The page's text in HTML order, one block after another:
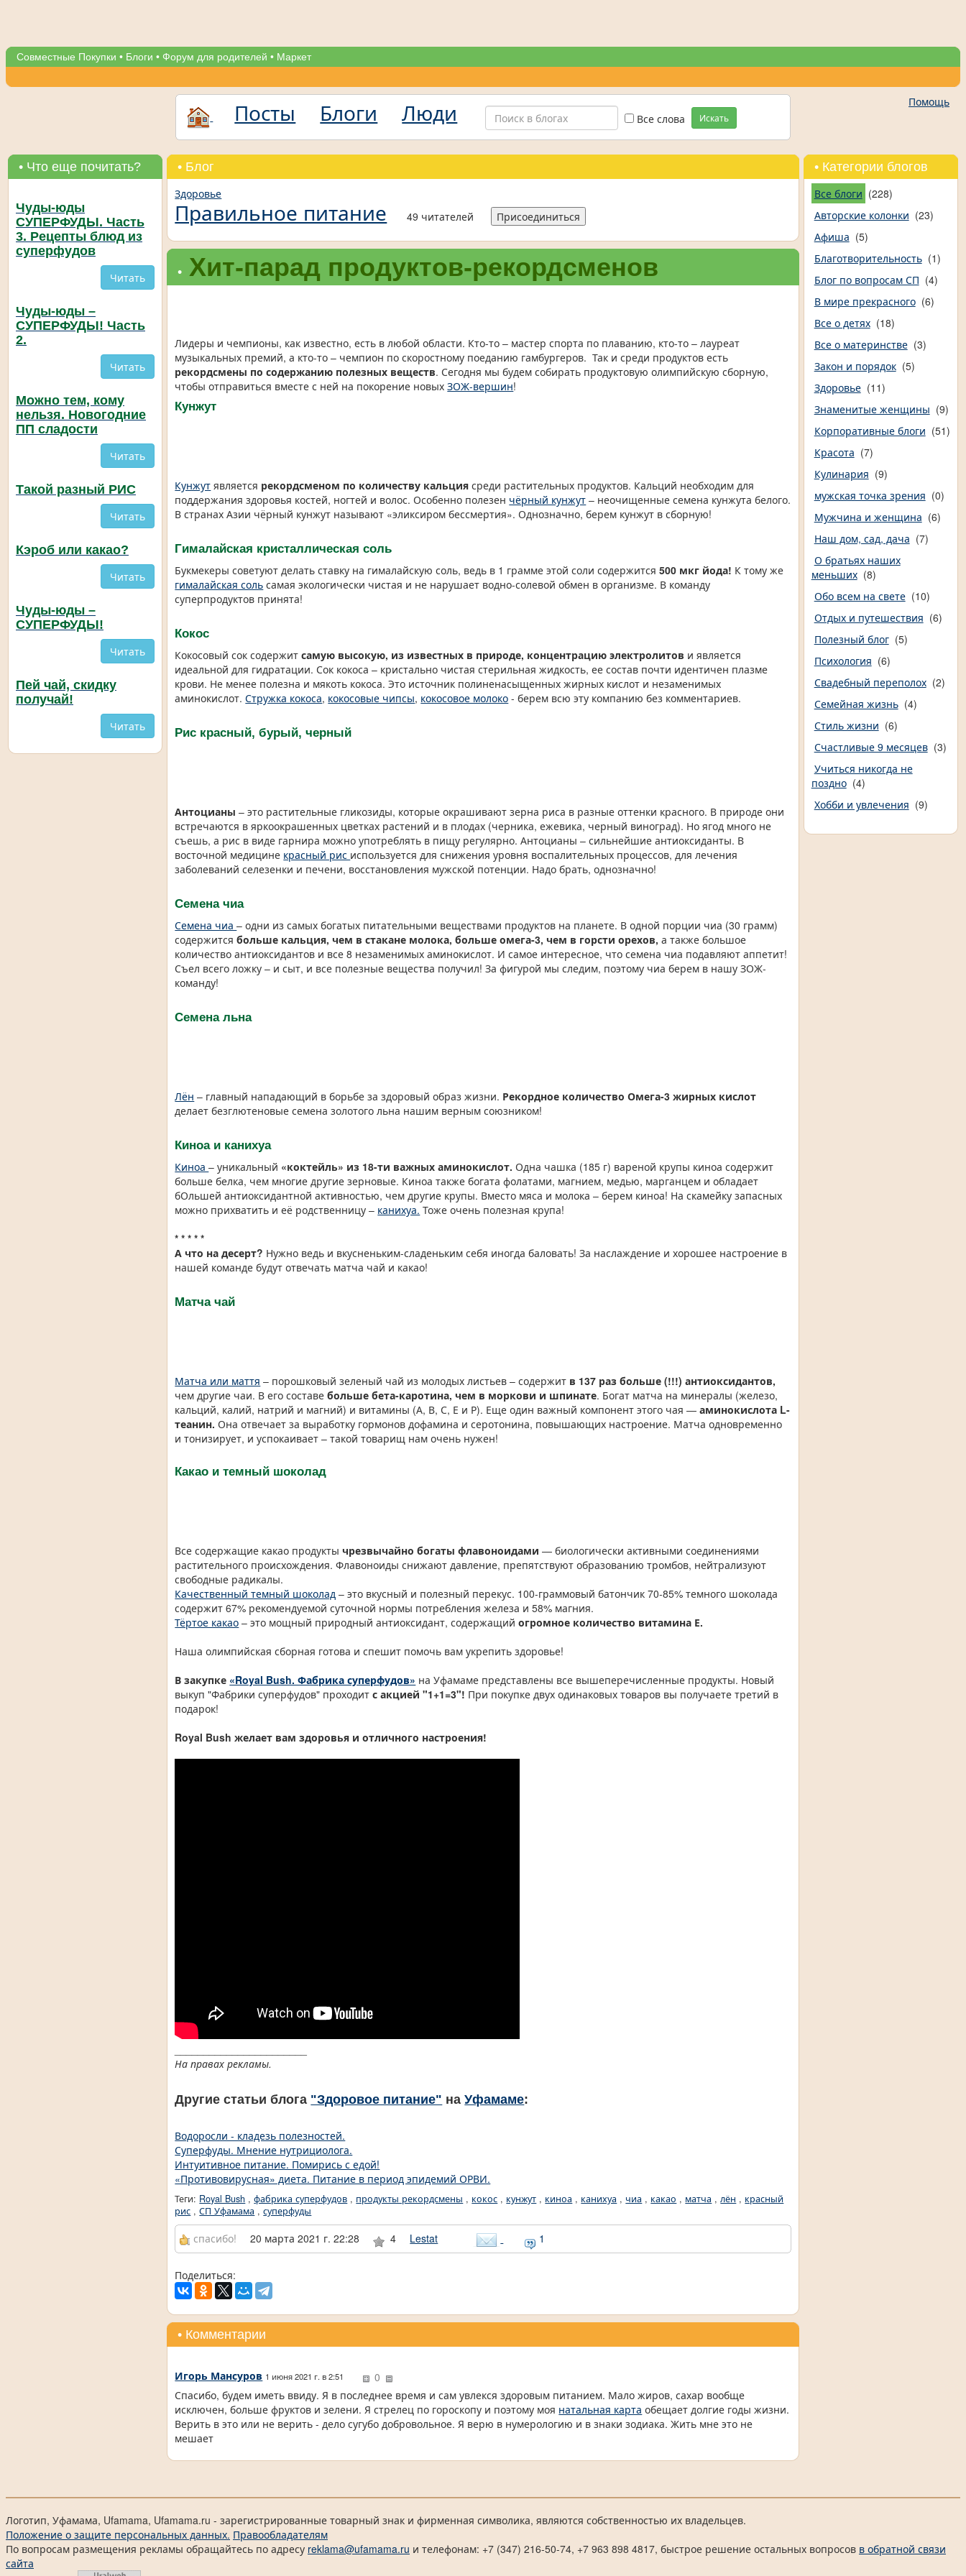
Совместные Покупки • Блоги • Форум для родителей • Маркет
Посты Блоги Люди Все слова Искать
Помощь
• Блог
Здоровье
Правильное питание 49 читателей Присоединиться
•Хит-парад продуктов-рекордсменов
Лидеры и чемпионы, как известно, есть в любой области. Кто-то – мастер спорта по плаванию, кто-то – лауреат
музыкальных премий, а кто-то – чемпион по скоростному поеданию гамбургеров. Так и среди продуктов есть
рекордсмены по содержанию полезных веществ. Сегодня мы будем собирать продуктовую олимпийскую сборную,
чтобы отправиться вместе с ней на покорение новыхЗОЖ-вершин!
Кунжут
Кунжут является рекордсменом по количеству кальция среди растительных продуктов. Кальций необходим для
поддержания здоровья костей, ногтей и волос. Особенно полезен чёрный кунжут – неочищенные семена кунжута белого.
В странах Азии чёрный кунжут называют «эликсиром бессмертия». Однозначно, берем кунжут в сборную!
Гималайская кристаллическая соль
Букмекеры советуют делать ставку на гималайскую соль, ведь в 1 грамме этой соли содержится500 мкг йода! К тому же
гималайская соль самая экологически чистая и не нарушает водно-солевой обмен в организме. В команду
суперпродуктов принята!
Кокос
Кокосовый сок содержитсамую высокую, из известных в природе, концентрацию электролитов и является
идеальной для гидратации. Сок кокоса – кристально чистая стерильная жидкость, ее состав почти идентичен плазме
крови. Не менее полезна и мякоть кокоса. Это источник полиненасыщенных жирных кислот и незаменимых
аминокислот.Стружка кокоса, кокосовые чипсы, кокосовое молоко - берем всю эту компанию без комментариев.
Рис красный, бурый, черный
Антоцианы– это растительные гликозиды, которые окрашивают зерна риса в разные оттенки красного. В природе они
встречаются в яркоокрашенных цветках растений и в плодах (черника, ежевика, черный виноград). Но ягод много не
съешь, а рис в виде гарнира можно употреблять в пищу регулярно. Антоцианы – сильнейшие антиоксиданты. В
восточной медицине красный рис используется для снижения уровня воспалительных процессов, для лечения
заболеваний селезенки и печени, восстановления мужской потенции. Надо брать, однозначно!
Семена чиа
Семена чиа– одни из самых богатых питательными веществами продуктов на планете. В одной порции чиа (30 грамм)
содержитсябольше кальция, чем в стакане молока, больше омега-3, чем в горсти орехов, а также большое
количество антиоксидантов и все 8 незаменимых аминокислот. И самое интересное, что семена чиа подавляют аппетит!
Съел всего ложку – и сыт, и все полезные вещества получил! За фигурой мы следим, поэтому чиа берем в нашу ЗОЖ-
команду!
Семена льна
Лён – главный нападающий в борьбе за здоровый образ жизни. Рекордное количество Омега-3 жирных кислот
делает безглютеновые семена золотого льна нашим верным союзником!
Киноа и канихуа
Киноа– уникальный «коктейль» из 18-ти важных аминокислот. Одна чашка (185 г) вареной крупы киноа содержит
больше белка, чем многие другие зерновые. Киноа также богата фолатами, магнием, медью, марганцем и обладает
бОльшей антиоксидантной активностью, чем другие крупы. Вместо мяса и молока – берем киноа! На скамейку запасных
можно прихватить и её родственницу – канихуа. Тоже очень полезная крупа!
* * * * *
А что на десерт? Нужно ведь и вкусненьким-сладеньким себя иногда баловать! За наслаждение и хорошее настроение в
нашей команде будут отвечать матча чай и какао!
Матча чай
Матча или маття – порошковый зеленый чай из молодых листьев – содержит в 137 раз больше (!!!) антиоксидантов,
чем другие чаи. В его составебольше бета-каротина, чем в моркови и шпинате. Богат матча на минералы (железо,
кальций, калий, натрий и магний) и витамины (А, В, С, Е и Р). Еще один важный компонент этого чая — аминокислота L-
теанин. Она отвечает за выработку гормонов дофамина и серотонина, повышающих настроение. Матча одновременно
и тонизирует, и успокаивает – такой товарищ нам очень нужен!
Какао и темный шоколад
Все содержащие какао продуктычрезвычайно богаты флавоноидами— биологически активными соединениями
растительного происхождения. Флавоноиды снижают давление, препятствуют образованию тромбов, нейтрализуют
свободные радикалы.
Качественный темный шоколад – это вкусный и полезный перекус. 100-граммовый батончик 70-85% темного шоколада
содержит 67% рекомендуемой суточной нормы потребления железа и 58% магния.
Тёртое какао – это мощный природный антиоксидант, содержащийогромное количество витамина Е.
Наша олимпийская сборная готова и спешит помочь вам укрепить здоровье!
В закупке «Royal Bush. Фабрика суперфудов» на Уфамаме представлены все вышеперечисленные продукты. Новый
выкуп "Фабрики суперфудов" проходитс акцией "1+1=3"! При покупке двух одинаковых товаров вы получаете третий в
подарок!
Royal Bush желает вам здоровья и отличного настроения!
На правах рекламы.
Другие статьи блога "Здоровое питание" наУфамаме:
Водоросли - кладезь полезностей.
Суперфуды. Мнение нутрициолога.
Интуитивное питание. Помирись с едой!
«Противовирусная» диета. Питание в период эпидемий ОРВИ.
Теги: Royal Bush ,фабрика суперфудов , продукты рекордсмены , кокос , кунжут , киноа , канихуа , чиа , какао , матча ,лён , красный
рис ,СП Уфамама ,суперфуды
спасибо! 20 марта 2021 г. 22:28 4 Lestat 1
Поделиться:
• Комментарии
Игорь Мансуров 1 июня 2021 г. в 2:51
0
Спасибо, будем иметь ввиду. Я в последнее время и сам увлекся здоровым питанием. Мало жиров, сахар вообще
исключен, больше фруктов и зелени. Я стрелец по гороскопу и поэтому моя натальная карта обещает долгие годы жизни.
Верить в это или не верить - дело сугубо добровольное. Я верю в нумерологию и в знаки зодиака. Жить мне это не
мешает
• Что еще почитать?
Чуды-юды
СУПЕРФУДЫ. Часть
3. Рецепты блюд из
суперфудов
Читать
Чуды-юды –
СУПЕРФУДЫ! Часть
2.
Читать
Можно тем, кому
нельзя. Новогодние
ПП сладости
Читать
Такой разный РИС
Читать
Кэроб или какао?
Читать
Чуды-юды –
СУПЕРФУДЫ!
Читать
Пей чай, скидку
получай!
Читать
• Категории блогов
Все блоги (228)
Авторские колонки (23)
Афиша (5)
Благотворительность (1)
Блог по вопросам СП (4)
В мире прекрасного (6)
Все о детях (18)
Все о материнстве (3)
Закон и порядок (5)
Здоровье (11)
Знаменитые женщины (9)
Корпоративные блоги (51)
Красота (7)
Кулинария (9)
мужская точка зрения (0)
Мужчина и женщина (6)
Наш дом, сад, дача (7)
О братьях наших
меньших (8)
Обо всем на свете (10)
Отдых и путешествия (6)
Полезный блог (5)
Психология (6)
Свадебный переполох (2)
Семейная жизнь (4)
Стиль жизни (6)
Счастливые 9 месяцев (3)
Учиться никогда не
поздно (4)
Хобби и увлечения (9)
Логотип, Уфамама, Ufamama, Ufamama.ru - зарегистрированные товарный знак и фирменная символика, являются собственностью их владельцев.
Положение о защите персональных данных. Правообладателям
По вопросам размещения рекламы обращайтесь по адресу reklama@ufamama.ru и телефонам: +7 (347) 216-50-74, +7 963 898 4817, быстрое решение остальных вопросов в обратной связи
сайта